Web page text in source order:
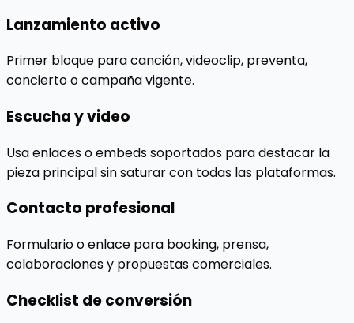
Lanzamiento activo
Primer bloque para canción, videoclip, preventa,
concierto o campaña vigente.
Escucha y video
Usa enlaces o embeds soportados para destacar la
pieza principal sin saturar con todas las plataformas.
Contacto profesional
Formulario o enlace para booking, prensa,
colaboraciones y propuestas comerciales.
Checklist de conversión